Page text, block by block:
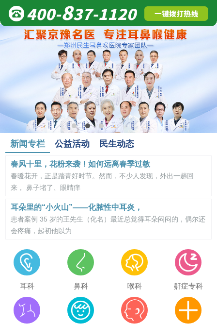
新闻专栏 公益活动 民生动态
春风十里，花粉来袭！如何远离春季过敏
春暖花开，正是踏青好时节。然而，不少人发现，外出一趟回
来， 鼻子堵了、眼睛痒
耳朵里的“小火山”——化脓性中耳炎，
患者案例 35 岁的王先生（化名）最近总觉得耳朵闷闷的，偶尔还
会疼痛，起初他以为
耳科 鼻科 喉科 鼾症专科